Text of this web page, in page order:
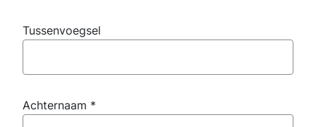
Tussenvoegsel
Achternaam *